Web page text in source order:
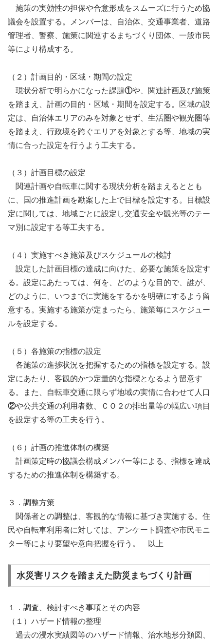
施策の実効性の担保や合意形成をスムーズに行うため協
議会を設置する。メンバーは、自治体、交通事業者、道路
管理者、警察、施策に関連するまちづくり団体、一般市民
等により構成する。
（２）計画目的・区域・期間の設定
現状分析で明らかになった課題①や、関連計画及び施策
を踏まえ、計画の目的・区域・期間を設定する。区域の設
定は、自治体エリアのみを対象とせず、生活圏や観光圏等
を踏まえ、行政境を跨ぐエリアを対象とする等、地域の実
情に合った設定を行うよう工夫する。
（３）計画目標の設定
関連計画や自転車に関する現状分析を踏まえるととも
に、国の推進計画を勘案した上で目標を設定する。目標設
定に関しては、地域ごとに設定し交通安全や観光等のテー
マ別に設定する等工夫する。
（４）実施すべき施策及びスケジュールの検討
設定した計画目標の達成に向けた、必要な施策を設定す
る。設定にあたっては、何を、どのような目的で、誰が、
どのように、いつまでに実施をするかを明確にするよう留
意する。実施する施策が定まったら、施策毎にスケジュー
ルを設定する。
（５）各施策の指標の設定
各施策の進捗状況を把握するための指標を設定する。設
定にあたり、客観的かつ定量的な指標となるよう留意す
る。また、自転車交通に限らず地域の実情に合わせて人口
②や公共交通の利用者数、ＣＯ２の排出量等の幅広い項目
を設定する等の工夫を行う。
（６）計画の推進体制の構築
計画策定時の協議会構成メンバー等による、指標を達成
するための推進体制を構築する。
３．調整方策
関係者との調整は、客観的な情報に基づき実施する。住
民や自転車利用者に対しては、アンケート調査や市民モニ
ター等により要望や意向把握を行う。 以上
水災害リスクを踏まえた防災まちづくり計画
１．調査、検討すべき事項とその内容
（１）ハザード情報の整理
過去の浸水実績図等のハザード情報、治水地形分類図、